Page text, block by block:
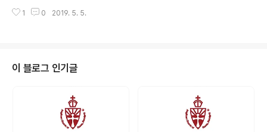
회는 사랑하고 헌신적인 결혼 관계 안에서의 책임감 있는
모보다 오래 살 자녀를 위해 곁에 있어 줄 두 명의 부부가
합에 들어갈 때 하느님의 축복과 은총을 받는다는 것을 뜻
합니다. 우리는 결혼이 교회에 대한 그리스도의 사랑을 반
로 살도록 부름 받았다는 사실을 인정합니다. 어떤 사람들
은 스스로 원해서, 또 어떤 사람들은 평생을 함께 할 짝을
찾지 못해서 강제적으로 독신으로 살아갑..
1 0 2019. 5. 5.
이 블로그 인기글